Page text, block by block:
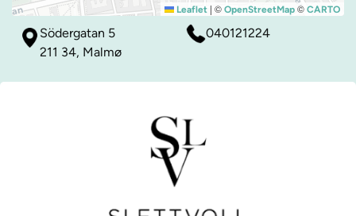
Leaflet | © OpenStreetMap © CARTO
Södergatan 5
211 34, Malmø
040121224